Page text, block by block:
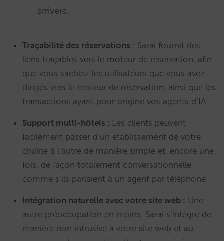
arrivera.
Traçabilité des réservations : Sarai fournit des
liens traçables vers le moteur de réservation, afin
que vous sachiez les utilisateurs que vous avez
dirigés vers le moteur de réservation, ainsi que les
transactions ayant pour origine vos agents d’IA.
Support multi-hôtels : Les clients peuvent
facilement passer d’un établissement de votre
chaîne à l’autre de manière simple et, encore une
fois, de façon totalement conversationnelle
comme s’ils parlaient à un agent par téléphone.
Intégration naturelle avec votre site web : Une
autre préoccupation en moins. Sarai s’intègre de
manière non intrusive à votre site web et au